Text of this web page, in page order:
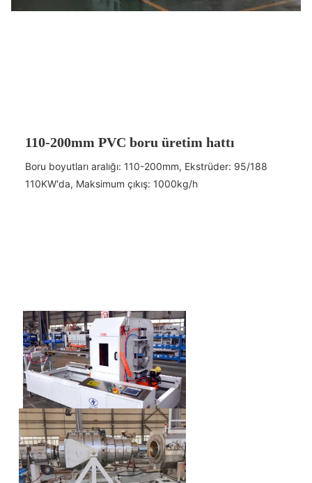
110-200mm PVC boru üretim hattı
Boru boyutları aralığı: 110-200mm, Ekstrüder: 95/188
110KW'da, Maksimum çıkış: 1000kg/h